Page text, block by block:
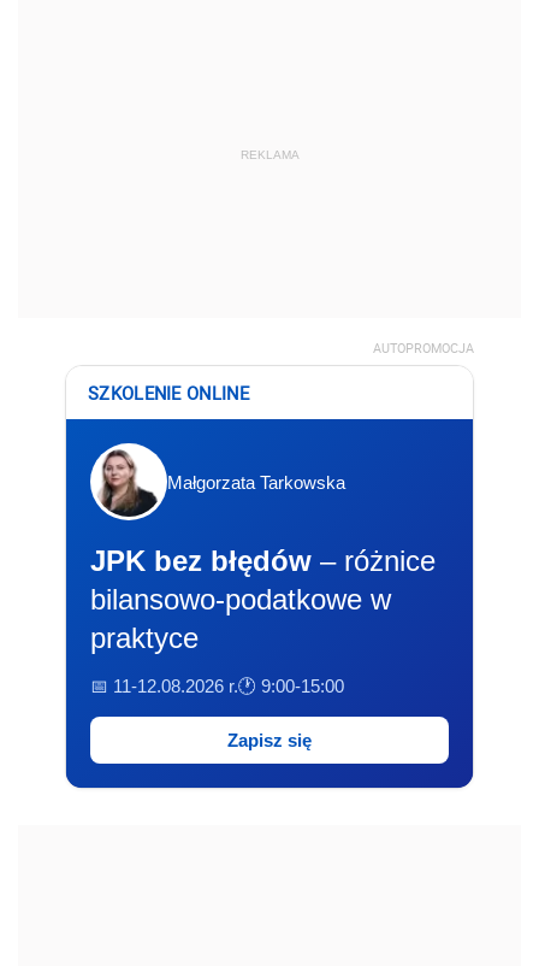
REKLAMA
AUTOPROMOCJA
SZKOLENIE ONLINE
Małgorzata Tarkowska
JPK bez błędów – różnice
bilansowo-podatkowe w
praktyce
📅 11-12.08.2026 r.🕐 9:00-15:00
Zapisz się